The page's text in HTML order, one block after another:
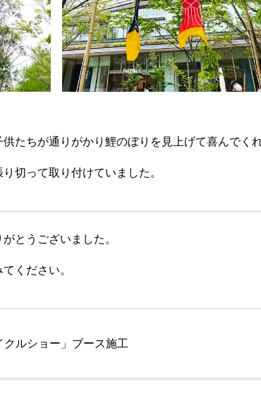
たちが通りがかり鯉のぼりを見上げて喜んでくれ
切って取り付けていました。
とうございました。
ください。
クルショー」ブース施工